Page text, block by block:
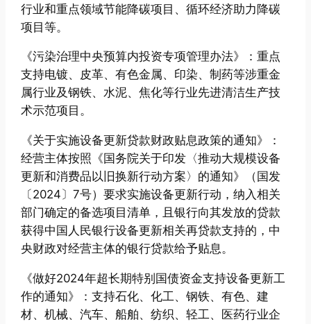
行业和重点领域节能降碳项目、循环经济助力降碳
项目等。
《污染治理中央预算内投资专项管理办法》：重点
支持电镀、皮革、有色金属、印染、制药等涉重金
属行业及钢铁、水泥、焦化等行业先进清洁生产技
术示范项目。
《关于实施设备更新贷款财政贴息政策的通知》：
经营主体按照《国务院关于印发〈推动大规模设备
更新和消费品以旧换新行动方案〉的通知》（国发
〔2024〕7号）要求实施设备更新行动，纳入相关
部门确定的备选项目清单，且银行向其发放的贷款
获得中国人民银行设备更新相关再贷款支持的，中
央财政对经营主体的银行贷款给予贴息。
《做好2024年超长期特别国债资金支持设备更新工
作的通知》：支持石化、化工、钢铁、有色、建
材、机械、汽车、船舶、纺织、轻工、医药行业企